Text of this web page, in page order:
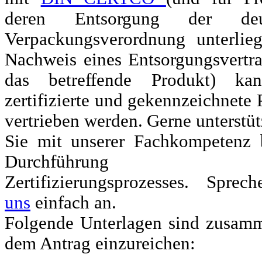
deren Entsorgung der
Verpackungsverordnung
Nachweis eines
das betreffende Produkt)
zertifizierte und gekennzeichnete
vertrieben werden. Gerne
Sie mit unserer Fachkompetenz
Durchführung
Zertifizierungsprozesses.
uns einfach an.
Folgende Unterlagen sind
dem Antrag einzureichen: